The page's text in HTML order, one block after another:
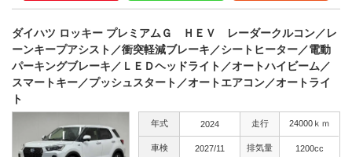
ダイハツ ロッキー プレミアムＧ ＨＥＶ レーダークルコン／レ
ーンキープアシスト／衝突軽減ブレーキ／シートヒーター／電動
パーキングブレーキ／ＬＥＤヘッドライト／オートハイビーム／
スマートキー／プッシュスタート／オートエアコン／オートライ
ト
年式 2024 走行 24000ｋｍ
車検 2027/11 排気量 1200cc